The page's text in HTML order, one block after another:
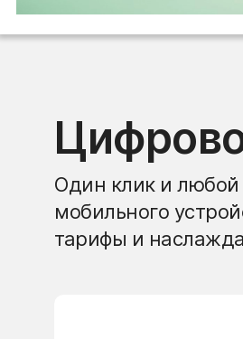
Один клик и любой
мобильного
тарифы и